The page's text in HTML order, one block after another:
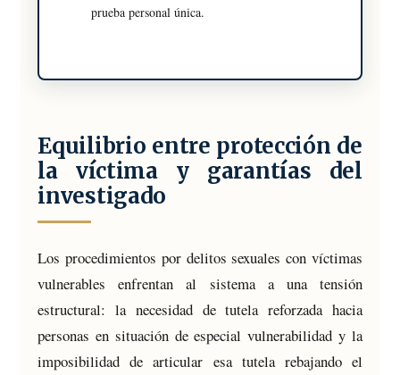
prueba personal única.
Equilibrio entre protección de
la víctima y garantías del
investigado
Los procedimientos por delitos sexuales con víctimas
vulnerables enfrentan al sistema a una tensión
estructural: la necesidad de tutela reforzada hacia
personas en situación de especial vulnerabilidad y la
imposibilidad de articular esa tutela rebajando el